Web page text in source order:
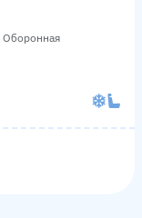
Оборонная